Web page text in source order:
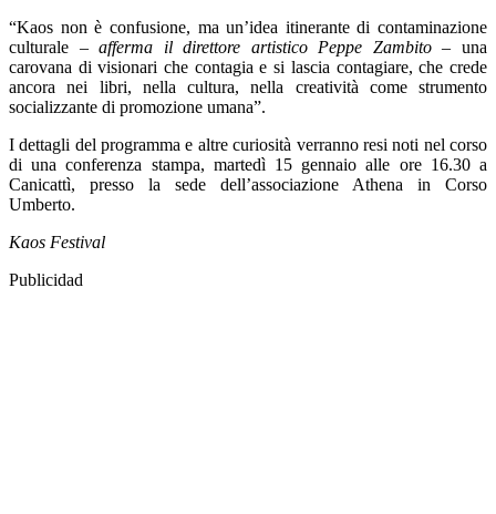
“Kaos non è confusione, ma un’idea itinerante di contaminazione
culturale –afferma il direttore artistico Peppe Zambito– una
carovana di visionari che contagia e si lascia contagiare, che crede
ancora nei libri, nella cultura, nella creatività come strumento
socializzante di promozione umana”.
I dettagli del programma e altre curiosità verranno resi noti nel corso
di una conferenza stampa, martedì 15 gennaio alle ore 16.30 a
Canicattì, presso la sede dell’associazione Athena in Corso
Umberto.
Kaos Festival
Publicidad